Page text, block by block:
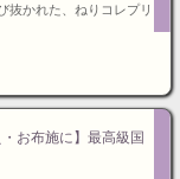
抜かれた、ねりコレプリ
お布施に】最高級国